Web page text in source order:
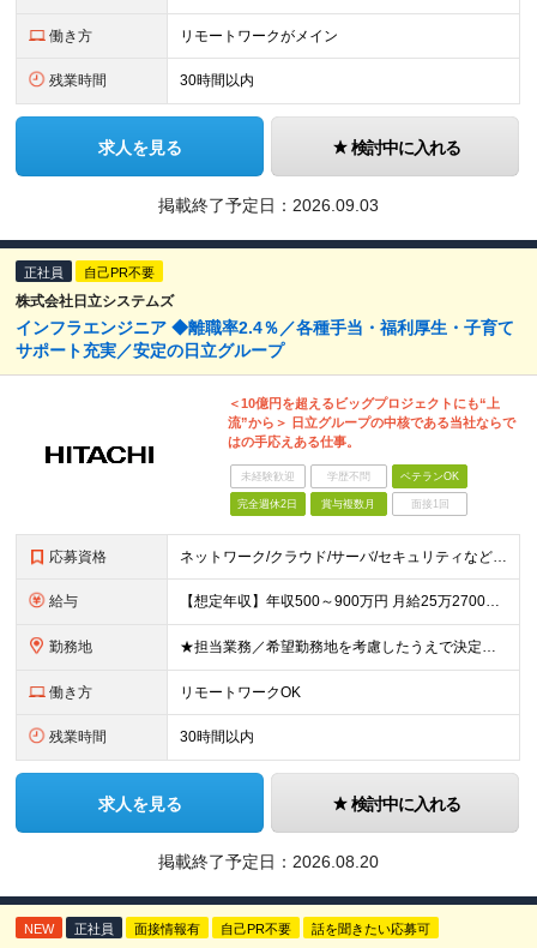
働き方 リモートワークがメイン
残業時間 30時間以内
求人を見る 検討中に入れる
掲載終了予定日： 2026.09.03
正社員 自己PR不要
株式会社日立システムズ
インフラエンジニア ◆離職率2.4％／各種手当・福利厚生・子育て
サポート充実／安定の日立グループ
＜10億円を超えるビッグプロジェクトにも“上
流”から＞ 日立グループの中核である当社ならで
はの手応えある仕事。
未経験歓迎 学歴不問 ベテランOK
完全週休2日 賞与複数月 面接1回
応募資格 ネットワーク/クラウド/サーバ/セキュリティなどインフラ設計・構築の実務経験をお持ちの方 ※高卒以上 ▼いかせる経験・知識 ・プロジェクトマネジメントの経験 ・パブリッククラウド（Office365
給与 【想定年収】年収500～900万円 月給25万2700円～41万8000円 ※給与額は年齢・経験・能力を考慮のうえ、当社規定により優遇します。 ※試用期間は3ヶ月。その間の給与・待遇に差異はありませ
勤務地 ★担当業務／希望勤務地を考慮したうえで決定します ★リモートワーク中心の業務もあります ≪勤務地詳細≫ ■本社：東京都品川区大崎1-2-1大崎フロントタワー ■本社第二別館：東京都品川区大崎1-11
働き方 リモートワークOK
残業時間 30時間以内
求人を見る 検討中に入れる
掲載終了予定日： 2026.08.20
NEW 正社員 面接情報有 自己PR不要 話を聞きたい応募可